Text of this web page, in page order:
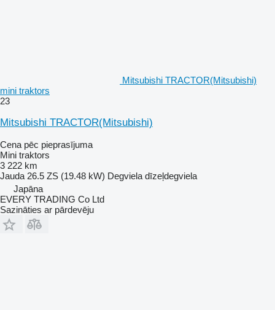
Mitsubishi TRACTOR(Mitsubishi)
mini traktors
23
Mitsubishi TRACTOR(Mitsubishi)
Cena pēc pieprasījuma
Mini traktors
3 222 km
Jauda 26.5 ZS (19.48 kW) Degviela dīzeļdegviela
Japāna
EVERY TRADING Co Ltd
Sazināties ar pārdevēju